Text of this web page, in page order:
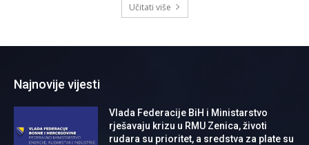
Učitati više
Najnovije vijesti
Vlada Federacije BiH i Ministarstvo
rješavaju krizu u RMU Zenica, životi
rudara su prioritet, a sredstva za plate su